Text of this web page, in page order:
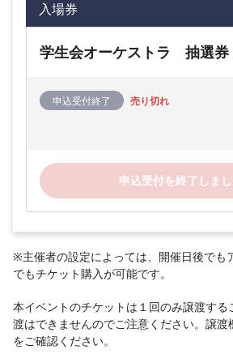
入場券
学生会オーケストラ 抽選券
申込受付終了 売り切れ
申込受付を終了しま
※主催者の設定によっては、開催日後でも
でもチケット購入が可能です。
本イベントのチケットは１回のみ譲渡する
渡はできませんのでご注意ください。譲渡
をご確認ください。